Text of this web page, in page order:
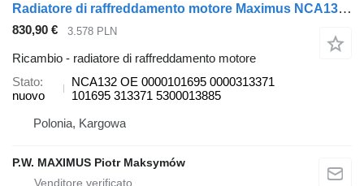
Radiatore di raffreddamento motore Maximus NCA132 per autobus Solaris URBINO
830,90 € 3.578 PLN
Ricambio - radiatore di raffreddamento motore
Stato
nuovo
NCA132 OE 0000101695 0000313371
101695 313371 5300013885
Polonia, Kargowa
P.W. MAXIMUS Piotr Maksymów